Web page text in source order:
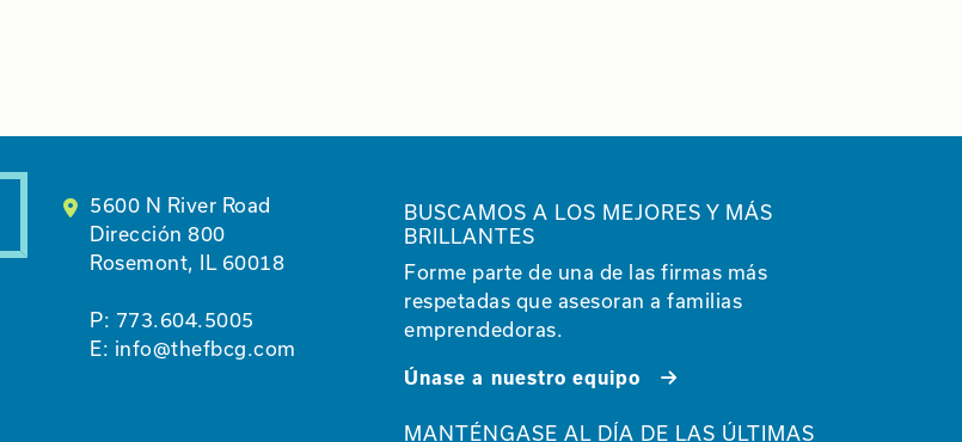
5600 N River Road
Dirección 800
Rosemont, IL 60018
P: 773.604.5005
E: info@thefbcg.com
BUSCAMOS A LOS MEJORES Y MÁS
BRILLANTES
Forme parte de una de las firmas más
respetadas que asesoran a familias
emprendedoras.
Únase a nuestro equipo
MANTÉNGASE AL DÍA DE LAS ÚLTIMAS